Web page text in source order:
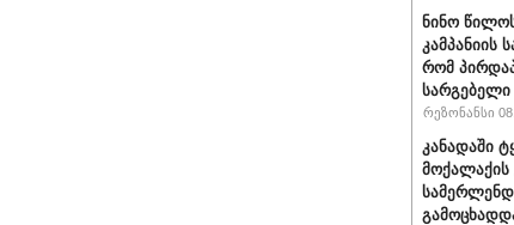
ნინო
კამპანიის
რომ
სარგებელი
რეზონანსი
კანადაში
მოქალაქის